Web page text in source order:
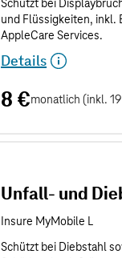
Details
8 €monatlich (inkl.
Unfall- und